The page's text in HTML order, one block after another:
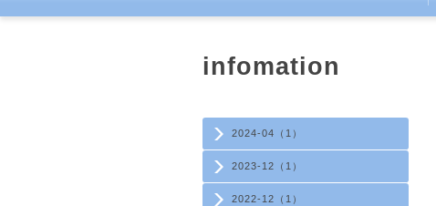
2024-04（1）
2023-12（1）
2022-12（1）
infomation